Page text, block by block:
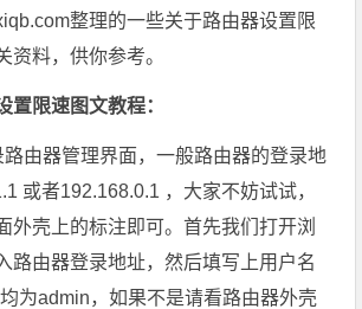
整理的一些关于路由器设置限
资料，供你参考。
限速图文教程：
路由器管理界面，一般路由器的登录地
或者192.168.0.1 ，大家不妨试试，
外壳上的标注即可。首先我们打开浏
路由器登录地址，然后填写上用户名
为admin，如果不是请看路由器外壳